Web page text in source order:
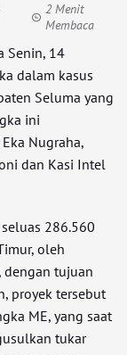
2 Menit
Membaca
Senin, 14
dalam kasus
Seluma yang
ini
Nugraha,
dan Kasi Intel
286.560
oleh
dengan tujuan
proyek tersebut
ME, yang saat
tukar